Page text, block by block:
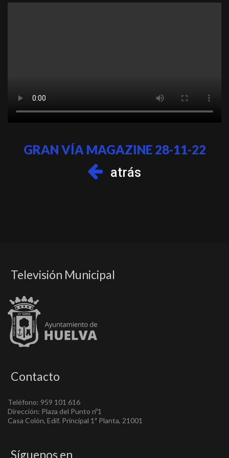
GRAN VÍA MAGAZINE 28-11-22
atrás
Televisión Municipal
Contacto
Teléfono: 959 101 616
Dirección: Plaza del Punto nº1
Casa Colón, Edif. Principal 1ª Planta, 21001
Síguenos en